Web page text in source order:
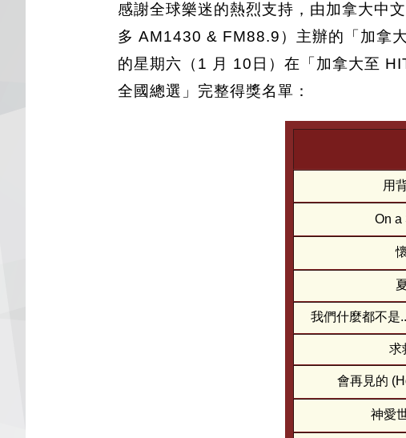
感謝全球樂迷的熱烈支持，由加拿大中
多 AM1430 & FM88.9）主辦的「加拿
的星期六（1 月 10日）在「加拿大至
全國總選」完整得獎名單：
用
On a
我們什麼都不是
求
會再見的
神愛